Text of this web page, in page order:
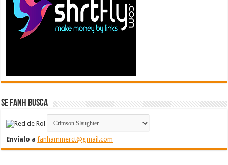
Se FanH Busca
Envíalo afanhammerct@gmail.com